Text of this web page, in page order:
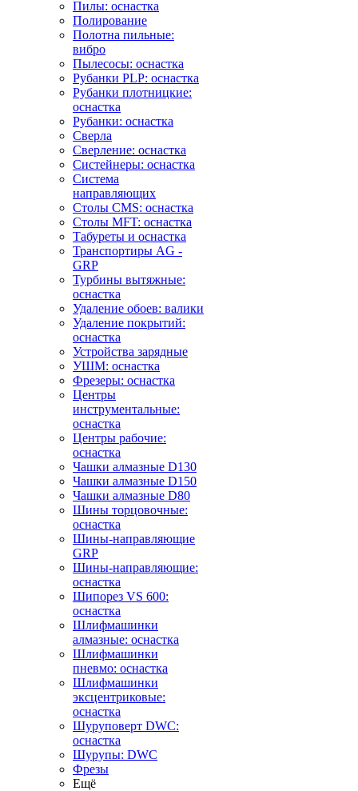
Пилы: оснастка
Полирование
Полотна пильные:
вибро
Пылесосы: оснастка
Рубанки PLP: оснастка
Рубанки плотницкие:
оснастка
Рубанки: оснастка
Сверла
Сверление: оснастка
Систейнеры: оснастка
Система
направляющих
Столы CMS: оснастка
Столы MFT: оснастка
Табуреты и оснастка
Транспортиры AG -
GRP
Турбины вытяжные:
оснастка
Удаление обоев: валики
Удаление покрытий:
оснастка
Устройства зарядные
УШМ: оснастка
Фрезеры: оснастка
Центры
инструментальные:
оснастка
Центры рабочие:
оснастка
Чашки алмазные D130
Чашки алмазные D150
Чашки алмазные D80
Шины торцовочные:
оснастка
Шины-направляющие
GRP
Шины-направляющие:
оснастка
Шипорез VS 600:
оснастка
Шлифмашинки
алмазные: оснастка
Шлифмашинки
пневмо: оснастка
Шлифмашинки
эксцентриковые:
оснастка
Шуруповерт DWC:
оснастка
Шурупы: DWC
Фрезы
Ещё